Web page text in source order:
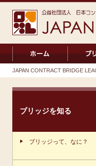
JAPAN CONTRACT BRIDGE
ブリッジを知る
ブリッジって、なに？